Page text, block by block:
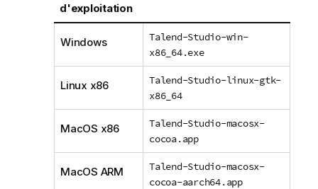
d'exploitation
Windows
Talend-Studio-win-
x86_64.exe
Linux x86
Talend-Studio-linux-gtk-
x86_64
MacOS x86
Talend-Studio-macosx-
cocoa.app
MacOS ARM
Talend-Studio-macosx-
cocoa-aarch64.app